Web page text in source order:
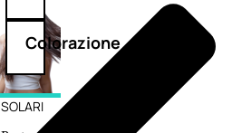
Colorazione
SOLARI